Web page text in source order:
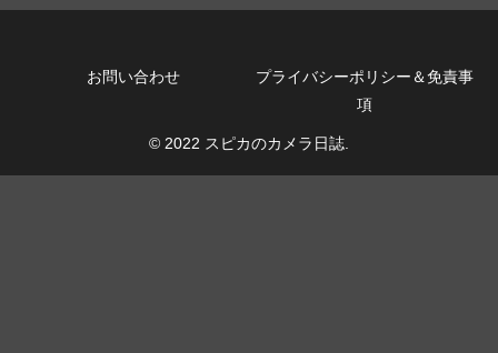
お問い合わせ
プライバシーポリシー＆免責事
項
© 2022 スピカのカメラ日誌.